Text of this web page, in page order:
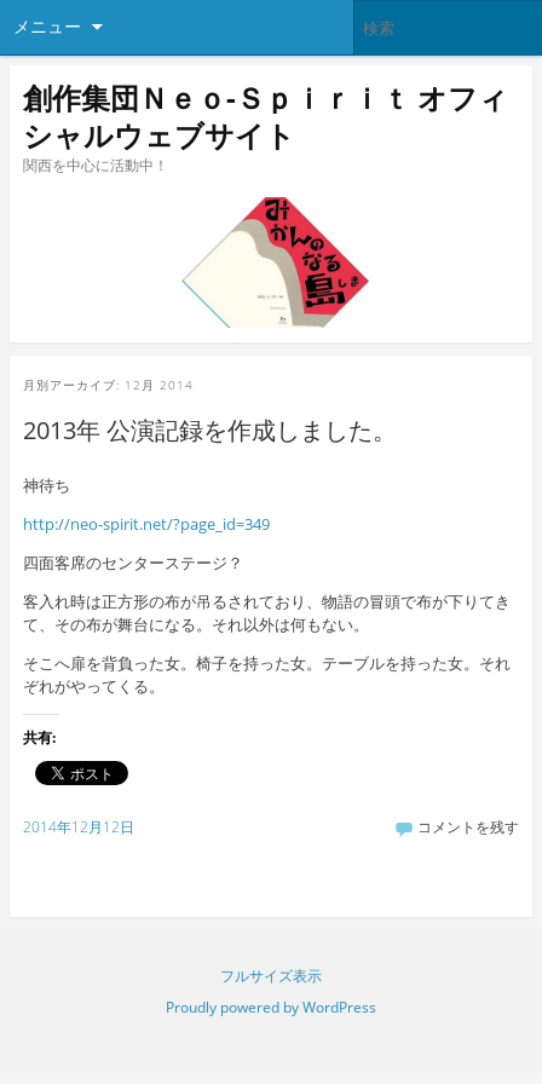
メニュー
創作集団Ｎｅｏ-Ｓｐｉｒｉｔ オフィ
シャルウェブサイト
関西を中心に活動中！
月別アーカイブ: 12月 2014
2013年 公演記録を作成しました。
神待ち
http://neo-spirit.net/?page_id=349
四面客席のセンターステージ？
客入れ時は正方形の布が吊るされており、物語の冒頭で布が下りてき
て、その布が舞台になる。それ以外は何もない。
そこへ扉を背負った女。椅子を持った女。テーブルを持った女。それ
ぞれがやってくる。
共有:
2014年12月12日 コメントを残す
フルサイズ表示
Proudly powered by WordPress